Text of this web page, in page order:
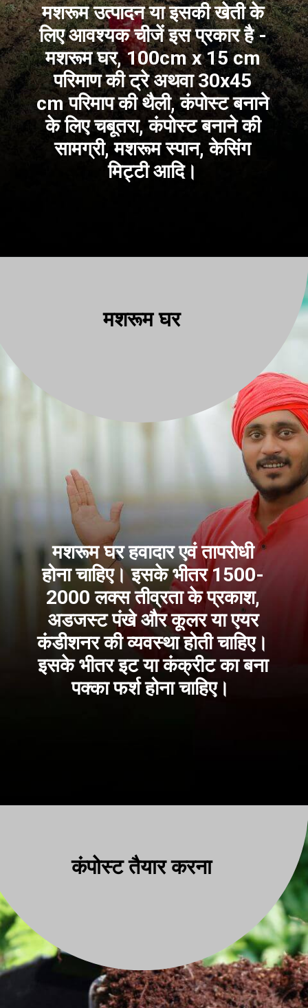
मशरूम उत्पादन या इसकी खेती के
लिए आवश्यक चीजें इस प्रकार है -
मशरूम घर, 100cm x 15 cm
परिमाण की ट्रे अथवा 30x45
cm परिमाप की थैली, कंपोस्ट बनाने
के लिए चबूतरा, कंपोस्ट बनाने की
सामग्री, मशरूम स्पान, केसिंग
मिट्टी आदि।
मशरूम घर
मशरूम घर हवादार एवं तापरोधी
होना चाहिए। इसके भीतर 1500-
2000 लक्स तीव्रता के प्रकाश,
अडजस्ट पंखे और कूलर या एयर
कंडीशनर की व्यवस्था होती चाहिए।
इसके भीतर इट या कंक्रीट का बना
पक्का फर्श होना चाहिए।
कंपोस्ट तैयार करना